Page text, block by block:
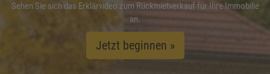
Sehen Sie sich das Erklärvideo zum Rückmietverkauf für Ihre Immobilie
an.
Jetzt beginnen »